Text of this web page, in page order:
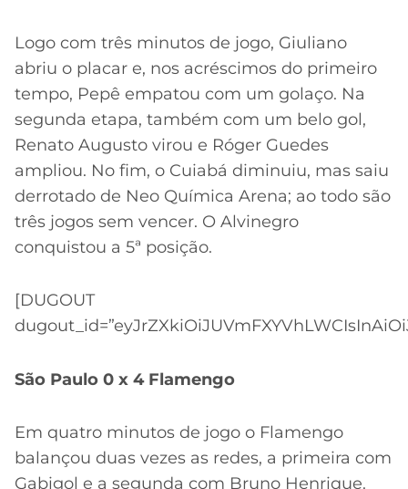
Logo com três minutos de jogo, Giuliano
abriu o placar e, nos acréscimos do primeiro
tempo, Pepê empatou com um golaço. Na
segunda etapa, também com um belo gol,
Renato Augusto virou e Róger Guedes
ampliou. No fim, o Cuiabá diminuiu, mas saiu
derrotado de Neo Química Arena; ao todo são
três jogos sem vencer. O Alvinegro
conquistou a 5ª posição.
[DUGOUT
São Paulo 0 x 4 Flamengo
Em quatro minutos de jogo o Flamengo
balançou duas vezes as redes, a primeira com
Gabigol e a segunda com Bruno Henrique.